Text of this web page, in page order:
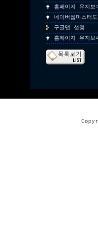
홈페이지 유지보
네이버웹마스터
구글맵 설정
홈페이지 유지보